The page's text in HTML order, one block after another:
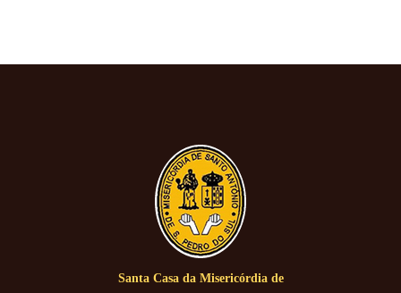
Santa Casa da Misericórdia de